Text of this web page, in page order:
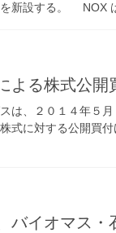
を新設する。 NOX
よる株式公開
は、２０１４年５
式に対する公開買
バイオマス